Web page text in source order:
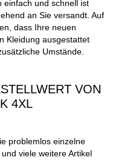
einfach und schnell ist
an Sie versandt. Auf
dass Ihre neuen
Kleidung ausgestattet
Umstände.
VON
4XL
problemlos einzelne
viele weitere Artikel